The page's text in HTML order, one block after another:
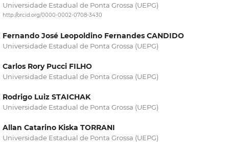
Universidade Estadual de Ponta Grossa (UEPG)
http://orcid.org/0000-0002-0708-3430
Fernando José Leopoldino Fernandes CANDIDO
Universidade Estadual de Ponta Grossa (UEPG)
Carlos Rory Pucci FILHO
Universidade Estadual de Ponta Grossa (UEPG)
Rodrigo Luiz STAICHAK
Universidade Estadual de Ponta Grossa (UEPG)
Allan Catarino Kiska TORRANI
Universidade Estadual de Ponta Grossa (UEPG)